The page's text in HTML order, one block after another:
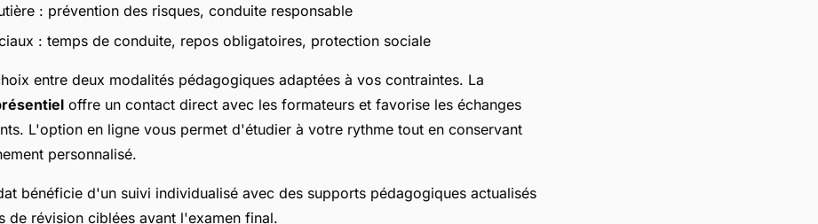
: prévention des risques, conduite responsable
: temps de conduite, repos obligatoires, protection sociale
entre deux modalités pédagogiques adaptées à vos contraintes. La
offre un contact direct avec les formateurs et favorise les échanges
L'option en ligne vous permet d'étudier à votre rythme tout en conservant
personnalisé.
bénéficie d'un suivi individualisé avec des supports pédagogiques actualisés
de révision ciblées avant l'examen final.